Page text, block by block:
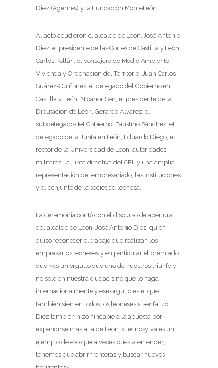
Diez (Agemes) y la Fundación MonteLeón.
Al acto acudieron el alcalde de León, José Antonio
Diez, el presidente de las Cortes de Castilla y León,
Carlos Pollán, el consejero de Medio Ambiente,
Vivienda y Ordenación del Territorio, Juan Carlos
Suárez-Quiñones; el delegado del Gobierno en
Castilla y León, Nicanor Sen; el presidente de la
Diputación de León, Gerardo Álvarez; el
subdelegado del Gobierno, Faustino Sánchez, el
delegado de la Junta en León, Eduardo Diego, el
rector de la Universidad de León, autoridades
militares, la junta directiva del CEL y una amplia
representación del empresariado, las instituciones
y el conjunto de la sociedad leonesa.
La ceremonia contó con el discurso de apertura
del alcalde de León, José Antonio Diez, quien
quiso reconocer el trabajo que realizan los
empresarios leoneses y en particular el premiado
que «es un orgullo que uno de nuestros triunfe y
no solo en nuestra ciudad sino que lo haga
internacionalmente y ese orgullo es el que
también sienten todos los leoneses», -enfatizó.
Diez también hizo hincapié a la apuesta por
expandirse más allá de León. «Tecnosylva es un
ejemplo de eso que a veces cuesta entender,
tenemos que abrir fronteras y buscar nuevos